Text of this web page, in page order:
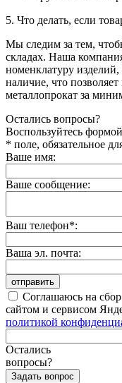
5. Что делать, если
Мы следим за тем,
складах. Наша
номенклатуру
наличие, что
металлопрокат за
Остались вопросы?
Воспользуйтесь
* поле, обязательное
Ваше имя:
Ваше сообщение:
Ваш телефон*:
Ваша эл. почта:
отправить
Соглашаюсь на
сайтом и сервисом
политикой
Остались
вопросы?
Задать вопрос